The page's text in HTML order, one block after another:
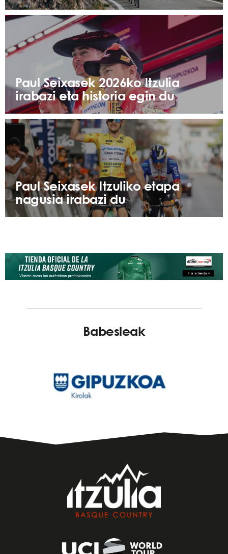
Paul Seixasek 2026ko Itzulia
irabazi eta historia egin du
Paul Seixasek Itzuliko etapa
nagusia irabazi du
Babesleak